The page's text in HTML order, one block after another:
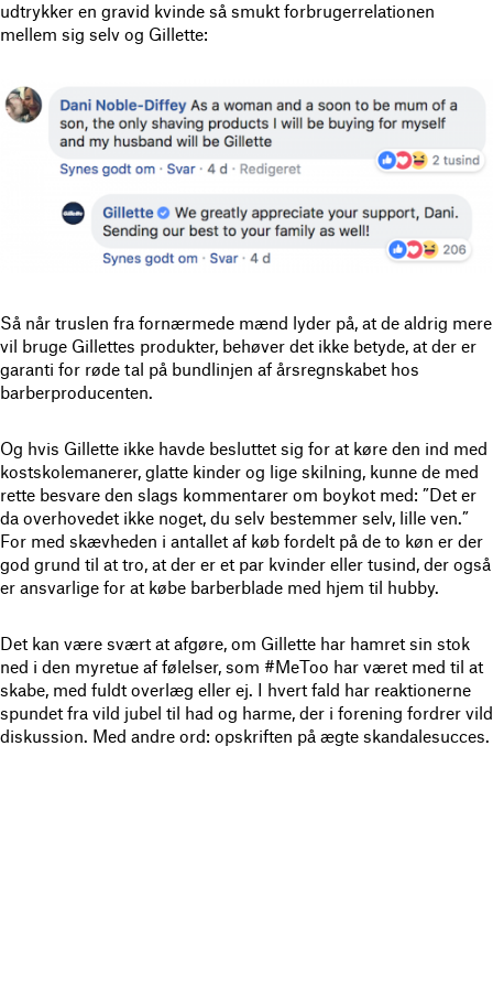
udtrykker en gravid kvinde så smukt forbrugerrelationen
mellem sig selv og Gillette:
Så når truslen fra fornærmede mænd lyder på, at de aldrig mere
vil bruge Gillettes produkter, behøver det ikke betyde, at der er
garanti for røde tal på bundlinjen af årsregnskabet hos
barberproducenten.
Og hvis Gillette ikke havde besluttet sig for at køre den ind med
kostskolemanerer, glatte kinder og lige skilning, kunne de med
rette besvare den slags kommentarer om boykot med: ”Det er
da overhovedet ikke noget, du selv bestemmer selv, lille ven.”
For med skævheden i antallet af køb fordelt på de to køn er der
god grund til at tro, at der er et par kvinder eller tusind, der også
er ansvarlige for at købe barberblade med hjem til hubby.
Det kan være svært at afgøre, om Gillette har hamret sin stok
ned i den myretue af følelser, som #MeToo har været med til at
skabe, med fuldt overlæg eller ej. I hvert fald har reaktionerne
spundet fra vild jubel til had og harme, der i forening fordrer vild
diskussion. Med andre ord: opskriften på ægte skandalesucces.